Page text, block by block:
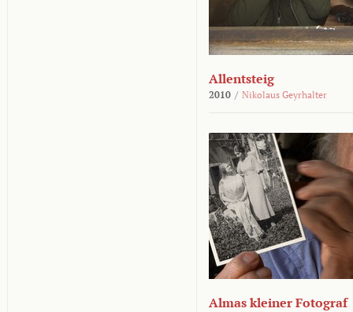
Allentsteig
2010 / Nikolaus Geyrhalter
Almas kleiner Fotograf